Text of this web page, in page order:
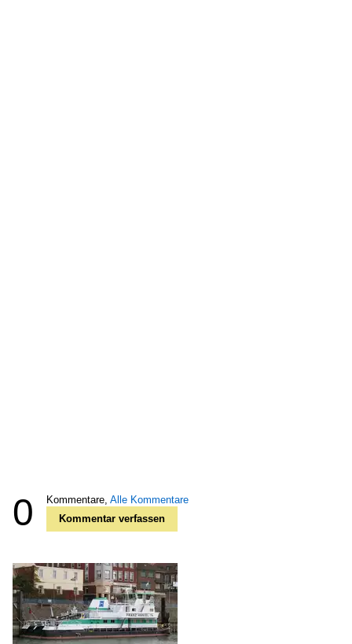
0 Kommentare, Alle Kommentare
Kommentar verfassen